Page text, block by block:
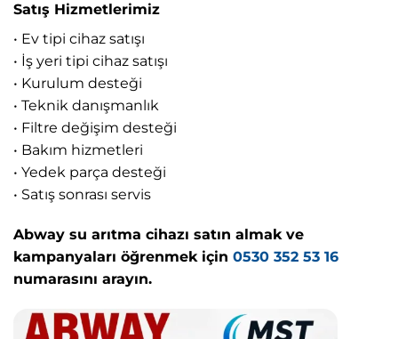
Satış Hizmetlerimiz
• Ev tipi cihaz satışı
• İş yeri tipi cihaz satışı
• Kurulum desteği
• Teknik danışmanlık
• Filtre değişim desteği
• Bakım hizmetleri
• Yedek parça desteği
• Satış sonrası servis
Abway su arıtma cihazı satın almak ve
kampanyaları öğrenmek için 0530 352 53 16
numarasını arayın.